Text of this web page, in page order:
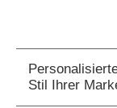
Stil Ihrer